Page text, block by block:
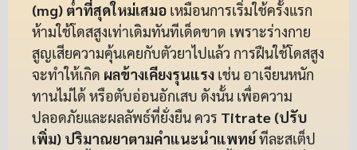
(mg) ต่ำที่สุดใหม่เสมอ เหมือนการเริ่มใช้ครั้งแรก
ห้ามใช้โดสสูงเท่าเดิมทันทีเด็ดขาด เพราะร่างกาย
สูญเสียความคุ้นเคยกับตัวยาไปแล้ว การฝืนใช้โดสสูง
จะทำให้เกิด ผลข้างเคียงรุนแรง เช่น อาเจียนหนัก
ทานไม่ได้ หรือตับอ่อนอักเสบ ดังนั้น เพื่อความ
ปลอดภัยและผลลัพธ์ที่ยั่งยืน ควร Titrate (ปรับ
เพิ่ม) ปริมาณยาตามคำแนะนำแพทย์ทีละสเต็ป